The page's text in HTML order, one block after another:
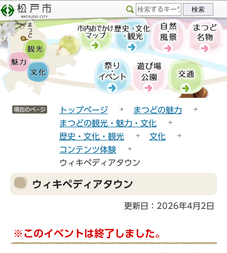
こ
の
ペ
ー
ジ
の
先
サ
イ
ト
メ
ニ
ュ
ー
このページの本文へ移動
サイトメニューここまで
トップページ
まつどの魅力
まつどの観光・魅力・文化
歴史・文化・観光
文化
コンテンツ体験
ウィキペディアタウン
本
文
か
ら
ウィキペディアタウン
更新日：2026年4月2日
※このイベントは終了しました。